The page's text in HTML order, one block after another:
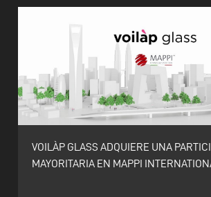
VOILÀP GLASS ADQUIERE UNA
MAYORITARIA EN MAPPI